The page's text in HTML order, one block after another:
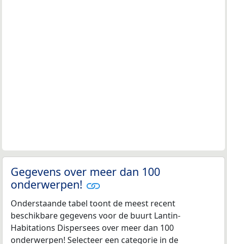
Gegevens over meer dan 100
onderwerpen!
Onderstaande tabel toont de meest recent
beschikbare gegevens voor de buurt Lantin-
Habitations Dispersees over meer dan 100
onderwerpen! Selecteer een categorie in de